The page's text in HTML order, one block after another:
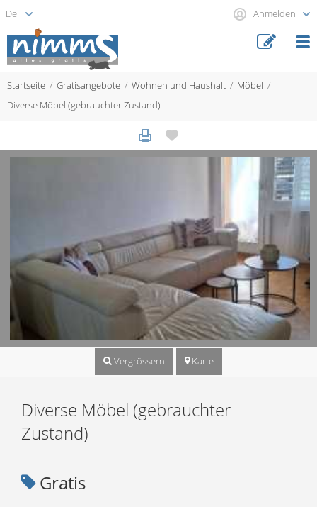
Anmelden
Startseite Gratisangebote Wohnen und Haushalt
Möbel
Diverse Möbel (gebrauchter Zustand)
Vergrössern Karte
Diverse Möbel (gebrauchter
Zustand)
Gratis